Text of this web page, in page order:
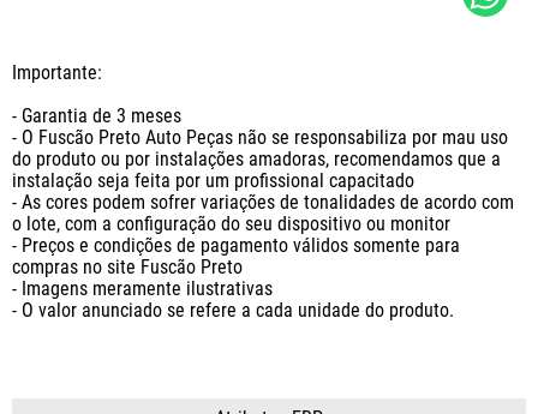
Importante:
- Garantia de 3 meses
- O Fuscão Preto Auto Peças não se responsabiliza por mau uso
do produto ou por instalações amadoras, recomendamos que a
instalação seja feita por um profissional capacitado
- As cores podem sofrer variações de tonalidades de acordo com
o lote, com a configuração do seu dispositivo ou monitor
- Preços e condições de pagamento válidos somente para
compras no site Fuscão Preto
- Imagens meramente ilustrativas
- O valor anunciado se refere a cada unidade do produto.